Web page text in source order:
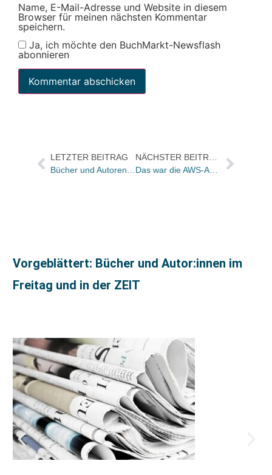
Name, E-Mail-Adresse und Website in diesem
Browser für meinen nächsten Kommentar
speichern.
Ja, ich möchte den BuchMarkt-Newsflash
abonnieren
LETZTER BEITRAG
Vorgeblättert: Bücher und Autor:innen im
Freitag und in der ZEIT